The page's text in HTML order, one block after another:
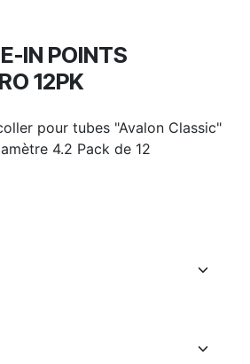
IN POINTS
12PK
pour tubes "Avalon Classic"
4.2 Pack de 12